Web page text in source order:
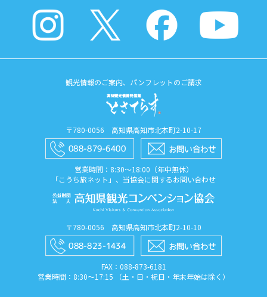
観光情報のご案内、パンフレットのご請求
〒780-0056 高知県高知市北本町2-10-17
営業時間：8:30〜18:00（年中無休）
「こうち旅ネット」、当協会に関するお問い合わせ
〒780-0056 高知県高知市北本町2-10-10
FAX：088​-873​-6181
営業時間：8:30〜17:15 （土・日・祝日・年末年始は除く）